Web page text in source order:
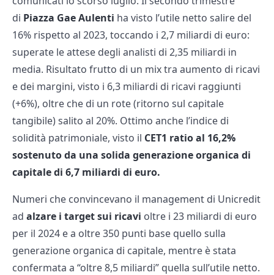
di Piazza Gae Aulenti ha visto l’utile netto salire del
16% rispetto al 2023, toccando i 2,7 miliardi di euro:
superate le attese degli analisti di 2,35 miliardi in
media. Risultato frutto di un mix tra aumento di ricavi
e dei margini, visto i 6,3 miliardi di ricavi raggiunti
(+6%), oltre che di un rote (ritorno sul capitale
tangibile) salito al 20%. Ottimo anche l’indice di
solidità patrimoniale, visto il CET1 ratio al 16,2%
sostenuto da una solida generazione organica di
capitale di 6,7 miliardi di euro.
Numeri che convincevano il management di Unicredit
ad alzare i target sui ricavi oltre i 23 miliardi di euro
per il 2024 e a oltre 350 punti base quello sulla
generazione organica di capitale, mentre è stata
confermata a “oltre 8,5 miliardi” quella sull’utile netto.